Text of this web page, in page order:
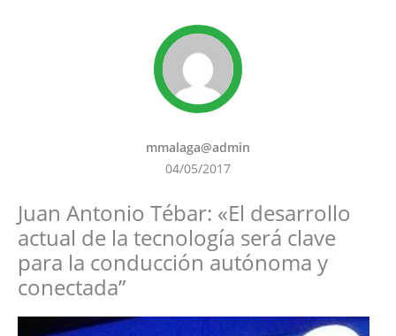
mmalaga@admin
04/05/2017
Juan Antonio Tébar: «El desarrollo
actual de la tecnología será clave
para la conducción autónoma y
conectada”